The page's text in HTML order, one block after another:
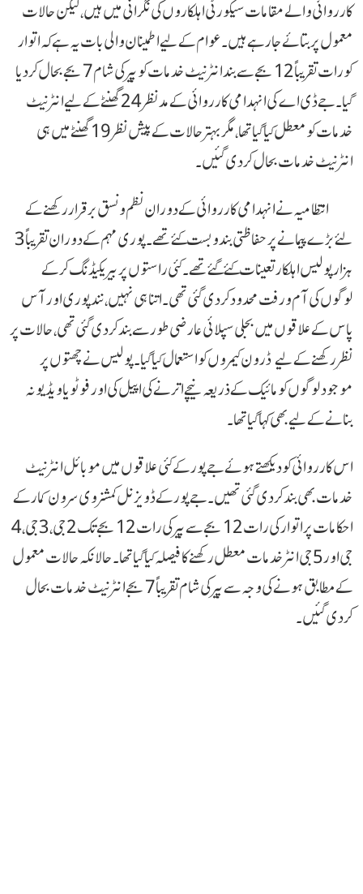
کارروائی والے مقامات سیکورٹی اہلکاروں کی نگرانی میں ہیں، لیکن حالات
معمول پر بتائے جا رہے ہیں۔ عوام کے لیے اطمینان والی بات یہ ہے کہ اتوار
کو رات تقریباً 12 بجے سے بند انٹرنیٹ خدمات کو پیر کی شام 7 بجے بحال کر دیا
گیا۔ جے ڈی اے کی انہدامی کارروائی کے مدنظر 24 گھنٹے کے لیے انٹرنیٹ
خدمات کو معطل کیا گیا تھا، مگر بہتر حالات کے پیش نظر 19 گھنٹے میں ہی
انٹرنیٹ خدمات بحال کر دی گئیں۔
انتظامیہ نے انہدامی کارروائی کے دوران نظم و نسق برقرار رکھنے کے
لئے بڑے پیمانے پر حفاظتی بندوبست کئے تھے۔ پوری مہم کے دوران تقریباً 3
ہزار پولیس اہلکار تعینات کئے گئے تھے۔ کئی راستوں پر بیریکیڈنگ کرکے
لوگوں کی آم ورفت محدود کردی گئی تھی۔ اتنا ہی نہیں، نند پوری اور آس
پاس کے علاقوں میں بجلی سپلائی عارضی طور سے بند کردی گئی تھی، حالات پر
نظر رکھنے کے لیے ڈرون کیمروں کو استعمال کیا گیا۔ پولیس نے چھتوں پر
موجود لوگوں کو مائیک کے ذریعہ نیچے اترنے کی اپیل کی اور فوٹو یا ویڈیو نہ
بنانے کے لیے بھی کہا گیا تھا۔
اس کارروائی کو دیکھتے ہوئے جے پور کے کئی علاقوں میں موبائل انٹرنیٹ
خدمات بھی بند کر دی گئی تھیں۔ جے پور کے ڈویزنل کمشنر وی سرون کمار کے
احکامات پر اتوار کی رات 12 بجے سے پیر کی رات 12 بجے تک 2 جی، 3 جی، 4
جی اور 5 جی انٹر خدمات معطل رکھنے کا فیصلہ کیا گیا تھا۔ حالانکہ حالات معمول
کے مطابق ہونے کی وجہ سے پیر کی شام تقریباً 7 بجے انٹرنیٹ خدمات بحال
کردی گئیں۔